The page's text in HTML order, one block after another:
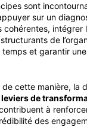
sont
sur un
intégrer
de
et garantir
cette manière, la
leviers de
à
des